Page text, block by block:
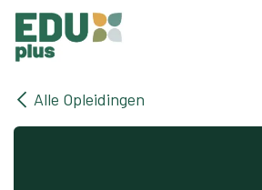
Overslaan naar inhoud
Alle Opleidingen